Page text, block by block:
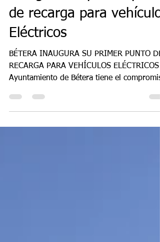
inaugura su primer punto
de recarga para
Eléctricos
BÉTERA INAUGURA SU PRIMER PUNTO DE
RECARGA PARA VEHÍCULOS ELÉCTRICOS